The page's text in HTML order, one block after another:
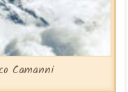
Camanni